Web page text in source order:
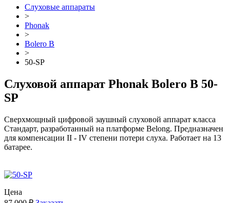
Cлуховые аппараты
>
Phonak
>
Bolero B
>
50-SP
Слуховой аппарат Phonak Bolero B 50-
SP
Сверхмощный цифровой заушный слуховой аппарат класса
Стандарт, разработанный на платформе Belong. Предназначен
для компенсации II - IV степени потери слуха. Работает на 13
батарее.
Цена